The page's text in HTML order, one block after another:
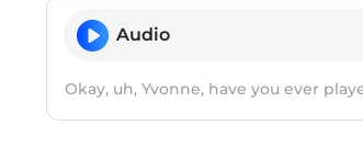
Audio
Okay, uh, Yvonne, have you ever